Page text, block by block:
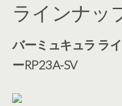
ラインナッ
バーミュキュラ ラ
ーRP23A-SV